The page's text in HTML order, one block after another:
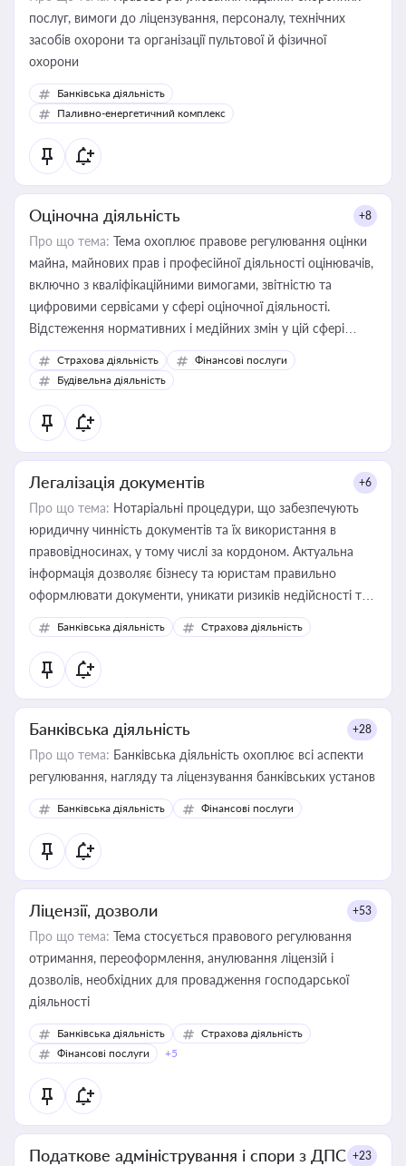
послуг, вимоги до ліцензування, персоналу, технічних
засобів охорони та організації пультової й фізичної
охорони
Банківська діяльність
Паливно-енергетичний комплекс
Оціночна діяльність +8
Про що тема: Тема охоплює правове регулювання оцінки
майна, майнових прав і професійної діяльності оцінювачів,
включно з кваліфікаційними вимогами, звітністю та
цифровими сервісами у сфері оціночної діяльності.
Відстеження нормативних і медійних змін у цій сфері
корисне для власника бізнесу, керівника, юриста або
бухгалтера під час оподаткування, приватизації, оренди
державного майна, корпоративних угод і перевірки
статусу суб'єктів оціночної діяльності
Страхова діяльність
Фінансові послуги
Будівельна діяльність
Легалізація документів +6
Про що тема: Нотаріальні процедури, що забезпечують
юридичну чинність документів та їх використання в
правовідносинах, у тому числі за кордоном. Актуальна
інформація дозволяє бізнесу та юристам правильно
оформлювати документи, уникати ризиків недійсності та
забезпечувати їх належне прийняття органами влади та
контрагентами
Банківська діяльність Страхова діяльність
Банківська діяльність +28
Про що тема: Банківська діяльність охоплює всі аспекти
регулювання, нагляду та ліцензування банківських установ
Банківська діяльність Фінансові послуги
Ліцензії, дозволи +53
Про що тема: Тема стосується правового регулювання
отримання, переоформлення, анулювання ліцензій і
дозволів, необхідних для провадження господарської
діяльності
Банківська діяльність
Страхова діяльність
Фінансові послуги
+5
Податкове адміністрування і спори з ДПС +23